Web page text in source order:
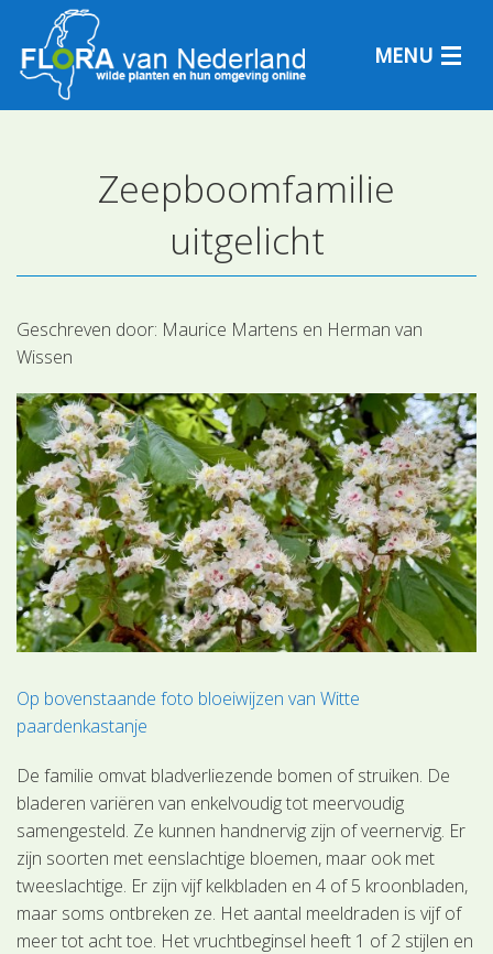
MENU
Plantensoorten
Plantengemeenschappen
Determineren
Zeepboomfamilie
uitgelicht
Geschreven door: Maurice Martens en Herman van
Wissen
Op bovenstaande foto bloeiwijzen van Witte
paardenkastanje
De familie omvat bladverliezende bomen of struiken. De
bladeren variëren van enkelvoudig tot meervoudig
samengesteld. Ze kunnen handnervig zijn of veernervig. Er
zijn soorten met eenslachtige bloemen, maar ook met
tweeslachtige. Er zijn vijf kelkbladen en 4 of 5 kroonbladen,
maar soms ontbreken ze. Het aantal meeldraden is vijf of
meer tot acht toe. Het vruchtbeginsel heeft 1 of 2 stijlen en